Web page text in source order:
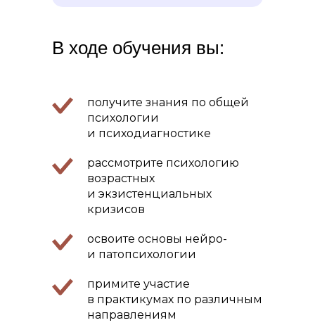
В ходе обучения вы:
получите знания по общей
психологии
и психодиагностике
рассмотрите психологию
возрастных
и экзистенциальных
кризисов
освоите основы нейро-
и патопсихологии
примите участие
в практикумах по различным
направлениям